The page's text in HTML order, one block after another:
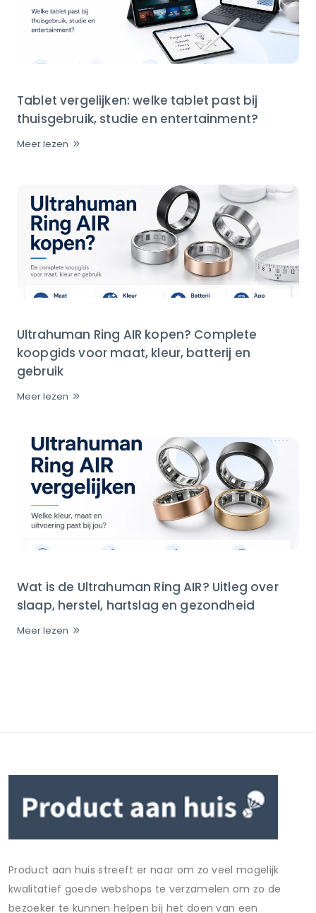
Tablet vergelijken: welke tablet past bij
thuisgebruik, studie en entertainment?
Meer lezen
Ultrahuman Ring AIR kopen? Complete
koopgids voor maat, kleur, batterij en
gebruik
Meer lezen
Wat is de Ultrahuman Ring AIR? Uitleg over
slaap, herstel, hartslag en gezondheid
Meer lezen
Product aan huis streeft er naar om zo veel mogelijk
kwalitatief goede webshops te verzamelen om zo de
bezoeker te kunnen helpen bij het doen van een